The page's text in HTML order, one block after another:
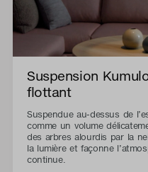
Suspension
flottant
Suspendue au-dessus de
comme un volume
des arbres alourdis par la
la lumière et façonne
continue.